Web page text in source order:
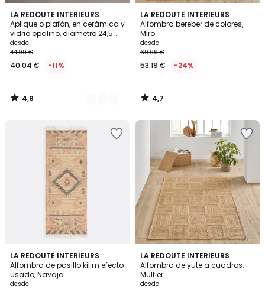
LA REDOUTE INTERIEURS
Aplique o plafón, en cerámica y
vidrio opalino, diámetro 24,5
cm, HOLI
desde
44.99 €
40.04 € -11%
4,8
/ 5
4
Colores
4,8
/
LA REDOUTE INTERIEURS
Alfombra bereber de colores,
Miro
desde
69.99 €
53.19 € -24%
4,7
/ 5
4,7
/
LA REDOUTE INTERIEURS
Alfombra de pasillo kilim efecto
usado, Navaja
desde
4,6
/ 5
LA REDOUTE INTERIEURS
Alfombra de yute a cuadros,
Mulfier
desde
3,9
/ 5